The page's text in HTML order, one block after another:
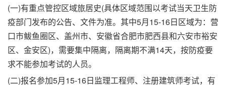
(一)有重点管控区域旅居史(具体区域范围以考试当天卫生防
疫部门发布的公告、文件为准。其中5月15-16日区域为：营
口市鲅鱼圈区、盖州市、安徽省合肥市肥西县和六安市裕安
区、金安区)，需要集中隔离，隔离期不满14天，按防疫要
求不能参加考试的人员。
(二)报名参加5月15-16日监理工程师、注册建筑师考试，有